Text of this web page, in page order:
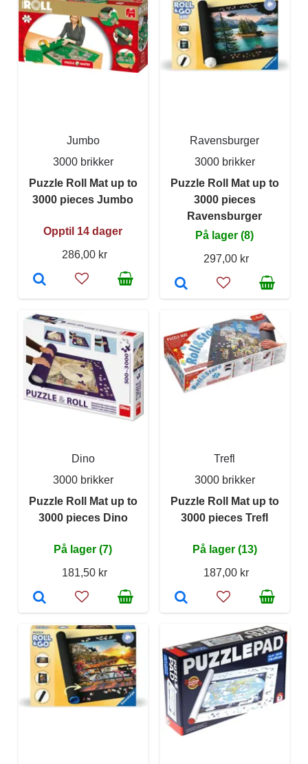
Jumbo
3000 brikker
Puzzle Roll Mat up to
3000 pieces Jumbo
Opptil 14 dager
286,00 kr
Ravensburger
3000 brikker
Puzzle Roll Mat up to
3000 pieces
Ravensburger
På lager (8)
297,00 kr
Dino
3000 brikker
Puzzle Roll Mat up to
3000 pieces Dino
På lager (7)
181,50 kr
Trefl
3000 brikker
Puzzle Roll Mat up to
3000 pieces Trefl
På lager (13)
187,00 kr